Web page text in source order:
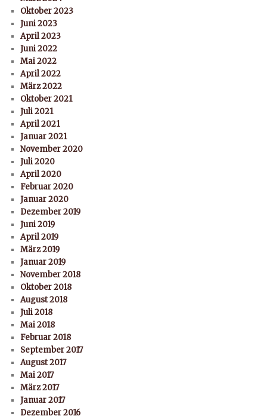
Oktober 2023
Juni 2023
April 2023
Juni 2022
Mai 2022
April 2022
März 2022
Oktober 2021
Juli 2021
April 2021
Januar 2021
November 2020
Juli 2020
April 2020
Februar 2020
Januar 2020
Dezember 2019
Juni 2019
April 2019
März 2019
Januar 2019
November 2018
Oktober 2018
August 2018
Juli 2018
Mai 2018
Februar 2018
September 2017
August 2017
Mai 2017
März 2017
Januar 2017
Dezember 2016